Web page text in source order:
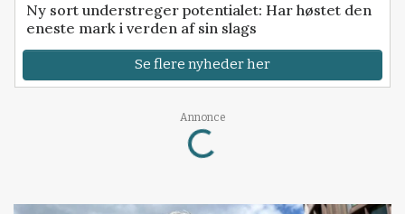
Ny sort understreger potentialet: Har høstet den
eneste mark i verden af sin slags
Se flere nyheder her
Annonce
Loading...